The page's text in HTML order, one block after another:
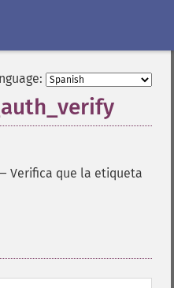
Verifica que la etiqueta